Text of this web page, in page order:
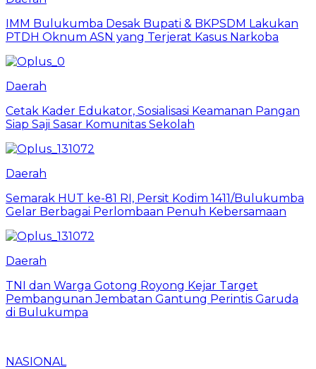
IMM Bulukumba Desak Bupati & BKPSDM Lakukan
PTDH Oknum ASN yang Terjerat Kasus Narkoba
Daerah
Cetak Kader Edukator, Sosialisasi Keamanan Pangan
Siap Saji Sasar Komunitas Sekolah
Daerah
Semarak HUT ke-81 RI, Persit Kodim 1411/Bulukumba
Gelar Berbagai Perlombaan Penuh Kebersamaan
Daerah
TNI dan Warga Gotong Royong Kejar Target
Pembangunan Jembatan Gantung Perintis Garuda
di Bulukumpa
NASIONAL